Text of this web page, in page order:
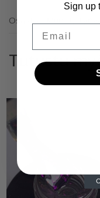
Osastot:
Tutustu
Sign up